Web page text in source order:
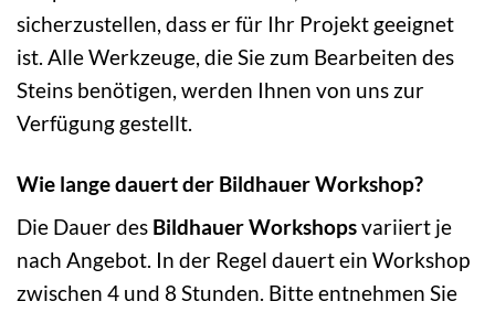
sicherzustellen, dass er für Ihr Projekt geeignet
ist. Alle Werkzeuge, die Sie zum Bearbeiten des
Steins benötigen, werden Ihnen von uns zur
Verfügung gestellt.
Wie lange dauert der Bildhauer Workshop?
Die Dauer des Bildhauer Workshopsvariiert je
nach Angebot. In der Regel dauert ein Workshop
zwischen 4 und 8 Stunden. Bitte entnehmen Sie